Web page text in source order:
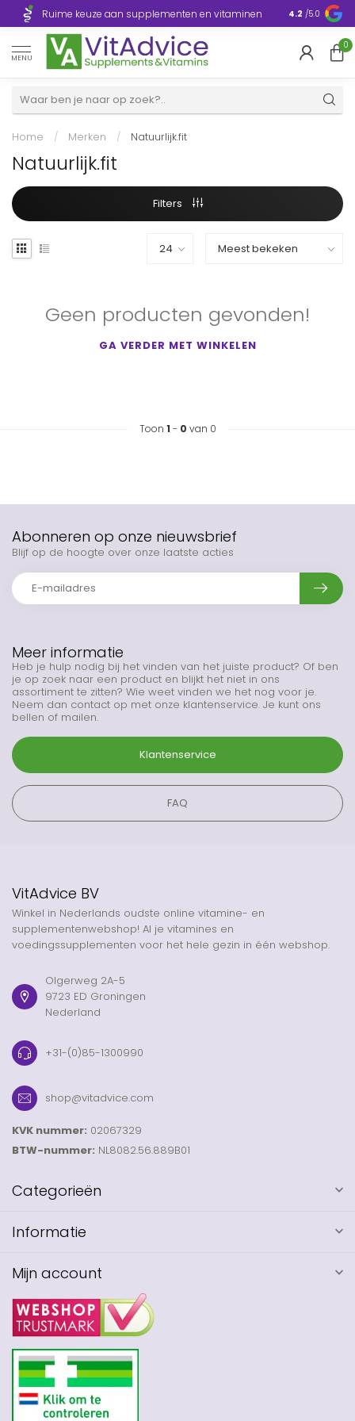
Ruime keuze aan supplementen en vitaminen Europa
4.2 /5.0
MENU
0
Home / Merken / Natuurlijk.fit
Natuurlijk.fit
Filters
Geen producten gevonden!
GA VERDER MET WINKELEN
Toon 1 - 0 van 0
Meer informatie
Heb je hulp nodig bij het vinden van het juiste product? Of ben
je op zoek naar een product en blijkt het niet in ons
assortiment te zitten? Wie weet vinden we het nog voor je.
Neem dan contact op met onze klantenservice. Je kunt ons
bellen of mailen.
Klantenservice
FAQ
Abonneren op onze nieuwsbrief
Blijf op de hoogte over onze laatste acties
VitAdvice BV
Winkel in Nederlands oudste online vitamine- en
supplementenwebshop! Al je vitamines en
voedingssupplementen voor het hele gezin in één webshop.
Olgerweg 2A-5
9723 ED Groningen
Nederland
+31-(0)85-1300990
shop@vitadvice.com
KVK nummer: 02067329
BTW-nummer: NL8082.56.889B01
Categorieën
Informatie
Mijn account